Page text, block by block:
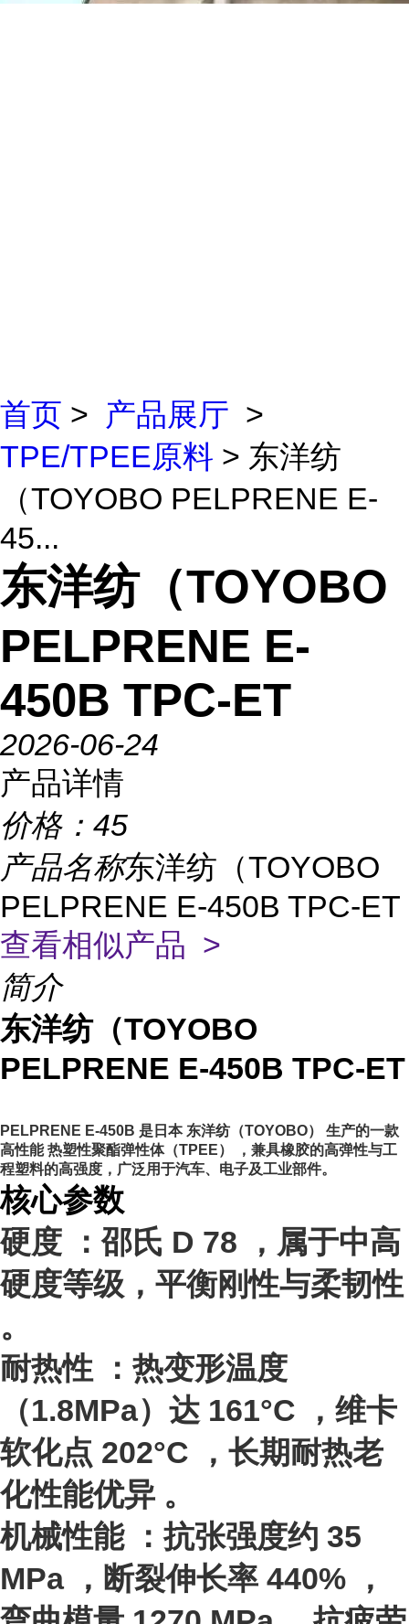
首页 > 产品展厅 >
TPE/TPEE原料 > 东洋纺
（TOYOBO PELPRENE E-
45...
东洋纺（TOYOBO
PELPRENE E-
450B TPC-ET
2026-06-24
产品详情
价格： 45
产品名称东洋纺（TOYOBO
PELPRENE E-450B TPC-ET
查看相似产品 >
简介
东洋纺（TOYOBO
PELPRENE E-450B TPC-ET
PELPRENE E-450B 是日本 东洋纺（TOYOBO）
生产的一款
高性能热塑性聚酯弹性体（TPEE）
，兼具橡胶的高弹性与工
程塑料的高强度，广泛用于汽车、电子及工业部件。
核心参数
硬度 ：邵氏 D 78 ，属于中高
硬度等级，平衡刚性与柔韧性
。
耐热性 ：热变形温度
（1.8MPa）达 161°C ，维卡
软化点 202°C ，长期耐热老
化性能优异 。
机械性能：抗张强度约 35
MPa，断裂伸长率 440% ，